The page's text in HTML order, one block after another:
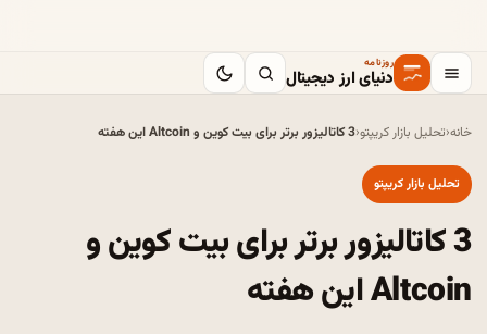
روزنامه
دنیای ارز دیجیتال
خانه‹تحلیل بازار کریپتو‹3 کاتالیزور برتر برای بیت کوین و Altcoin این هفته
تحلیل بازار کریپتو
3 کاتالیزور برتر برای بیت کوین و
Altcoin این هفته